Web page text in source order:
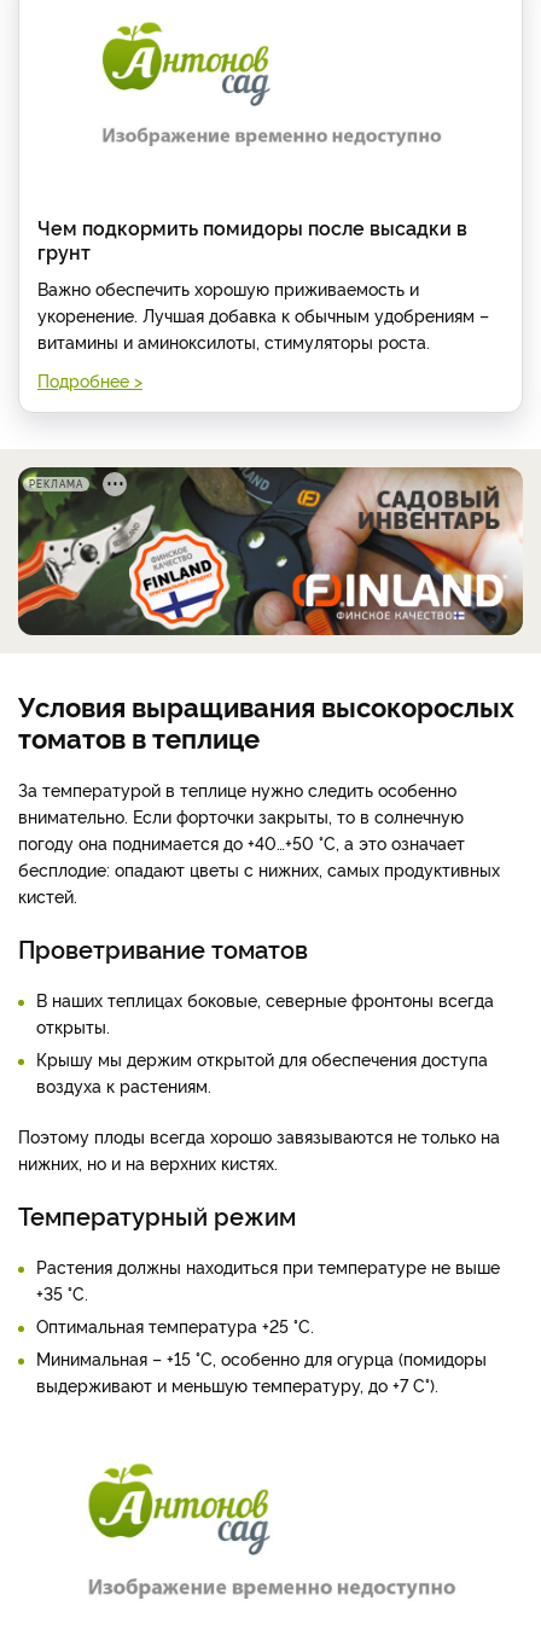
Чем подкормить помидоры после высадки в
грунт
Важно обеспечить хорошую приживаемость и
укоренение. Лучшая добавка к обычным удобрениям –
витамины и аминоксилоты, стимуляторы роста.
Подробнее >
РЕКЛАМА
Условия выращивания высокорослых
томатов в теплице
За температурой в теплице нужно следить особенно
внимательно. Если форточки закрыты, то в солнечную
погоду она поднимается до +40…+50 °C, а это означает
бесплодие: опадают цветы с нижних, самых продуктивных
кистей.
Проветривание томатов
В наших теплицах боковые, северные фронтоны всегда
открыты.
Крышу мы держим открытой для обеспечения доступа
воздуха к растениям.
Поэтому плоды всегда хорошо завязываются не только на
нижних, но и на верхних кистях.
Температурный режим
Растения должны находиться при температуре не выше
+35 °C.
Оптимальная температура +25 °C.
Минимальная – +15 °C, особенно для огурца (помидоры
выдерживают и меньшую температуру, до +7 С°).